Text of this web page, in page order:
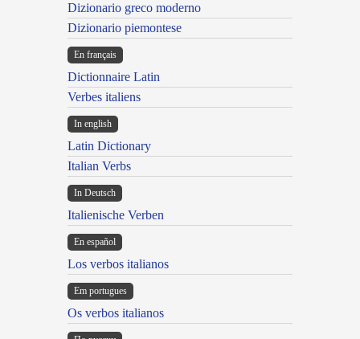
Dizionario greco moderno
Dizionario piemontese
En français
Dictionnaire Latin
Verbes italiens
In english
Latin Dictionary
Italian Verbs
In Deutsch
Italienische Verben
En español
Los verbos italianos
Em portugues
Os verbos italianos